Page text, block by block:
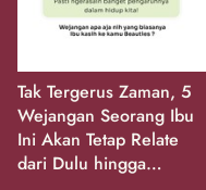
Tak Tergerus Zaman, 5
Wejangan Seorang Ibu
Ini Akan Tetap Relate
dari Dulu hingga